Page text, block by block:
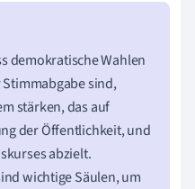
demokratische Wahlen
sind,
stärken, das auf
der Öffentlichkeit, und
abzielt.
wichtige Säulen, um